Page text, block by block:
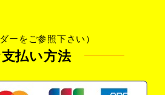
ーをご参照下さい）
払い方法